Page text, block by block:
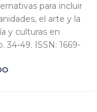
para incluir
el arte y la
y culturas en
34-49. ISSN: 1669-